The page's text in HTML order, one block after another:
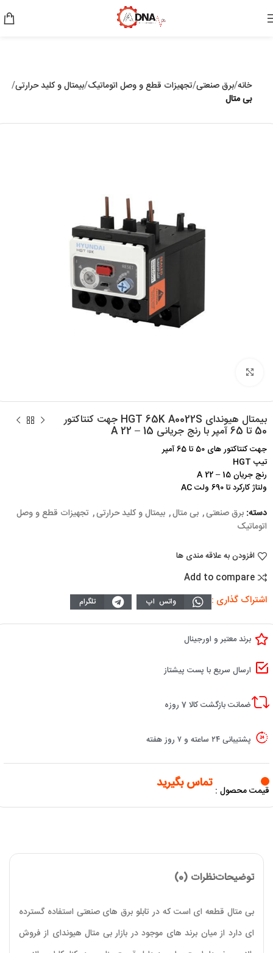
خانه برق صنعتی تجهیزات قطع و وصل اتوماتیک بیمتال و کلید حرارتی
بی متال
بیمتال هیوندای HGT 65K A0022S جهت کنتاکتور
50 تا 65 آمپر با رنج جریانی 15 – 22 A
جهت کنتاکتور های 50 تا 65 آمپر
تیپ HGT
رنج جریان 15 – 22 A
ولتاژ کارکرد تا 690 ولت AC
دسته: برق صنعتی, بی متال, بیمتال و کلید حرارتی, تجهیزات قطع و وصل
اتوماتیک
افزودن به علاقه مندی ها
Add to compare
اشتراک گذاری : واتس اپ تلگرام
برند معتبر و اورجینال
ارسال سریع با پست پیشتاز
ضمانت بازگشت کالا 7 روزه
پشتیبانی ۲۴ ساعته و ۷ روز هفته
قیمت محصول : تماس بگیرید
توضیحاتنظرات (0)
بی متال قطعه ای است که در تابلو برق های صنعتی استفاده گسترده
ای دارد از میان برند های موجود در بازار بی متال هیوندای از فروش